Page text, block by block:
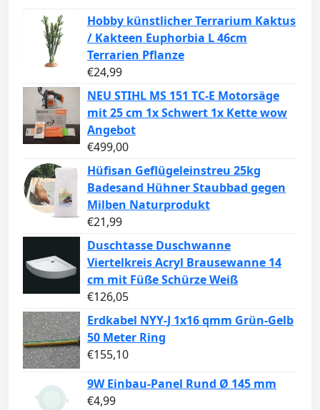
Hobby künstlicher Terrarium Kaktus
/ Kakteen Euphorbia L 46cm
Terrarien Pflanze
€24,99
NEU STIHL MS 151 TC-E Motorsäge
mit 25 cm 1x Schwert 1x Kette wow
Angebot
€499,00
Hüfisan Geflügeleinstreu 25kg
Badesand Hühner Staubbad gegen
Milben Naturprodukt
€21,99
Duschtasse Duschwanne
Viertelkreis Acryl Brausewanne 14
cm mit Füße Schürze Weiß
€126,05
Erdkabel NYY-J 1x16 qmm Grün-Gelb
50 Meter Ring
€155,10
9W Einbau-Panel Rund Ø 145 mm
€4,99